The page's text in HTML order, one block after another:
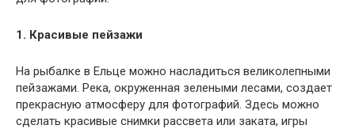
1. Красивые пейзажи
На рыбалке в Ельце можно насладиться великолепными
пейзажами. Река, окруженная зелеными лесами, создает
прекрасную атмосферу для фотографий. Здесь можно
сделать красивые снимки рассвета или заката, игры